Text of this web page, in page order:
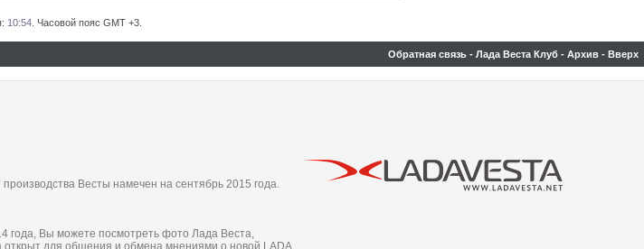
10:54 . Часовой пояс GMT +3.
Обратная связь - Лада Веста Клуб - Архив - Вверх
Весты намечен на сентябрь 2015 года.
года, Вы можете посмотреть фото Лада Веста,
открыт для общения и обмена мнениями о новой LADA